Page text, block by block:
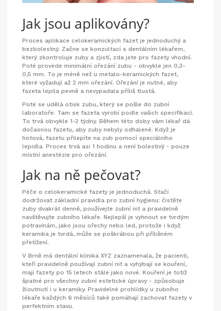
Jak jsou aplikovány?
Proces aplikace celokeramických fazet je jednoduchý a
bezbolestný. Začne se konzultací s dentálním lékařem,
který zkontroluje zuby a zjistí, zda jste pro fazety vhodní.
Poté provede minimální ořezání zubu - obvykle jen 0,3-
0,5 mm. To je méně než u metalo-keramických fazet,
které vyžadují až 2 mm ořezání. Ořezání je nutné, aby
fazeta lepila pevně a nevypadala příliš tlustá.
Poté se udělá otisk zubu, který se pošle do zubní
laboratoře. Tam se fazeta vyrobí podle vašich specifikací.
To trvá obvykle 1-2 týdny. Během této doby vám lékař dá
dočasnou fazetu, aby zuby nebyly odhalené. Když je
hotová, fazetu přilepíte na zub pomocí speciálního
lepidla. Proces trvá asi 1 hodinu a není bolestivý - pouze
místní anestézie pro ořezání.
Jak na ně pečovat?
Péče o celokeramické fazety je jednoduchá. Stačí
dodržovat základní pravidla pro zubní hygienu: čistěte
zuby dvakrát denně, používejte zubní nit a pravidelně
navštěvujte zubního lékaře. Nejlepší je vyhnout se tvrdým
potravinám, jako jsou ořechy nebo led, protože i když
keramika je tvrdá, může se poškrábou při přílišném
přetížení.
V Brně má dentální klinika XYZ zaznamenala, že pacienti,
kteří pravidelně používají zubní nit a vyhýbají se kouření,
mají fazety po 15 letech stále jako nové. Kouření je totiž
špatné pro všechny zubní estetické úpravy - způsobuje
žloutnutí i u keramiky. Pravidelné prohlídky u zubního
lékaře každých 6 měsíců také pomáhají zachovat fazety v
perfektním stavu.